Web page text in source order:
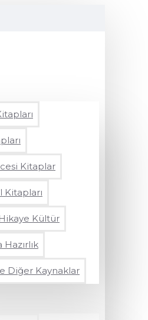
Kitaplar
Kitapları
Kültür
Hazırlık
Diğer Kaynaklar